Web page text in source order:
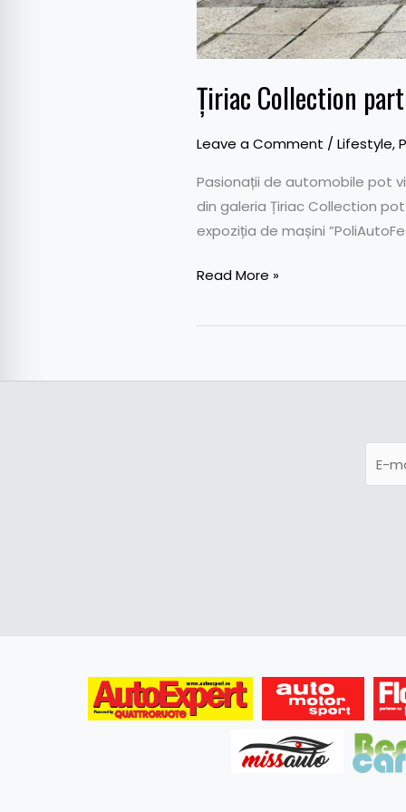
Țiriac Collection
Leave a Comment / Lifestyle,
Pasionații de automobile pot
din galeria Țiriac Collection
expoziția de mașini
Read More »